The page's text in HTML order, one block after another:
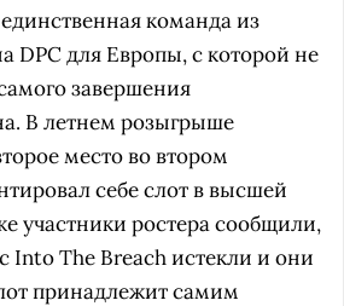
команда из
DPC для Европы, с которой не
завершения
В летнем розыгрыше
место во втором
себе слот в высшей
участники ростера сообщили,
Into The Breach истекли и они
принадлежит самим